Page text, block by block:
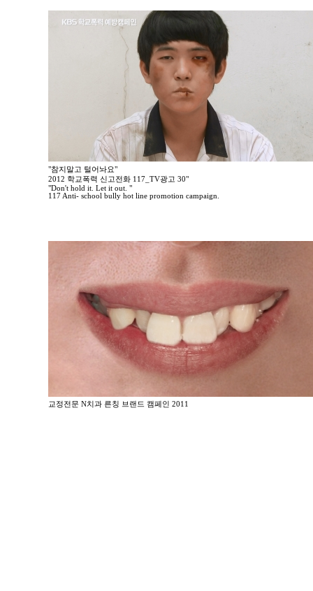
"참지말고 털어놔요"
2012 학교폭력 신고전화 117_TV광고 30"
"Don't hold it. Let it out. "
117 Anti- school bully hot line promotion campaign.
교정전문 N치과 른칭 브랜드 캠페인 2011